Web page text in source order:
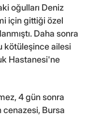
oğulları Deniz
için gittiği özel
Daha sonra
kötüleşince ailesi
Hastanesi'ne
4 gün sonra
cenazesi, Bursa